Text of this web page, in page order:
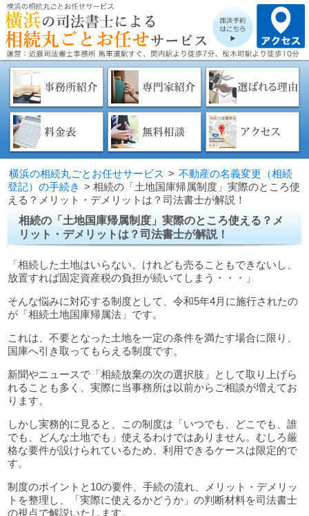
横浜の相続丸ごとお任せサービス > 不動産の名義変更（相続
登記）の手続き >相続の「土地国庫帰属制度」実際のところ使
える？メリット・デメリットは？司法書士が解説！
相続の「土地国庫帰属制度」実際のところ使える？メ
リット・デメリットは？司法書士が解説！
「相続した土地はいらない。けれども売ることもできないし、
放置すれば固定資産税の負担が続いてしまう・・・」
そんな悩みに対応する制度として、令和5年4月に施行されたの
が「相続土地国庫帰属法」です。
これは、不要となった土地を一定の条件を満たす場合に限り、
国庫へ引き取ってもらえる制度です。
新聞やニュースで「相続放棄の次の選択肢」として取り上げら
れることも多く、実際に当事務所は以前からご相談が増えてお
ります。
しかし実務的に見ると、この制度は「いつでも、どこでも、誰
でも、どんな土地でも」使えるわけではありません。むしろ厳
格な要件が設けられているため、利用できるケースは限定的で
す。
制度のポイントと10の要件、手続の流れ、メリット・デメリッ
トを整理し、「実際に使えるかどうか」の判断材料を司法書士
の視点で解説いたします。